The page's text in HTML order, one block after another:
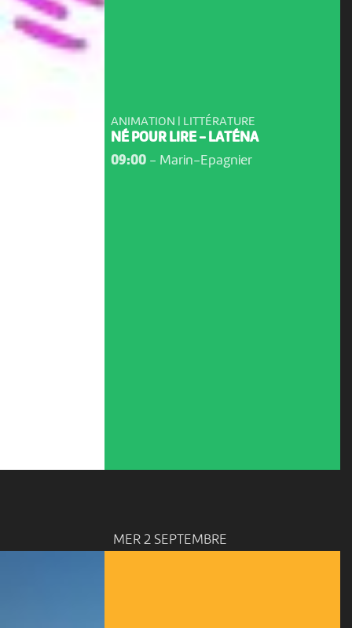
ANIMATION | LITTÉRATURE
NÉ POUR LIRE - LATÉNA
09:00- Marin-Epagnier
MER 2 SEPTEMBRE